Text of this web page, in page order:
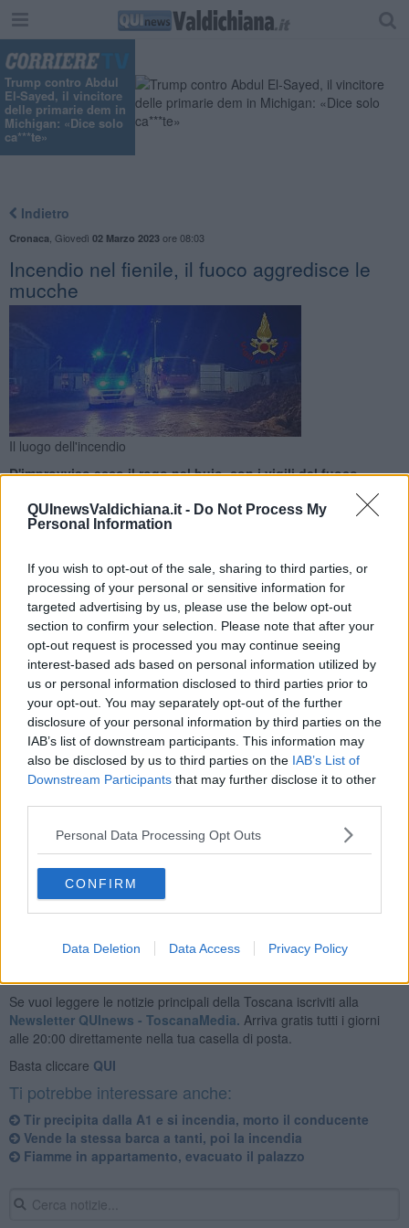
QUInewsValdichiana.it - Do Not Process My
Personal Information
If you wish to opt-out of the sale, sharing to third parties, or
processing of your personal or sensitive information for
targeted advertising by us, please use the below opt-out
section to confirm your selection. Please note that after your
opt-out request is processed you may continue seeing
interest-based ads based on personal information utilized by
us or personal information disclosed to third parties prior to
your opt-out. You may separately opt-out of the further
disclosure of your personal information by third parties on the
IAB’s list of downstream participants. This information may
also be disclosed by us to third parties on the IAB’s List of
Downstream Participants that may further disclose it to other
Personal Data Processing Opt Outs
CONFIRM
Data Deletion Data Access Privacy Policy
Trump contro Abdul
El-Sayed, il vincitore
delle primarie dem in
Michigan: «Dice solo
ca***te»
Indietro
Cronaca Giovedì 02 Marzo 2023ore 08:03
Incendio nel fienile, il fuoco aggredisce le
mucche
Il luogo dell'incendio
D'improvviso ecco il rogo nel buio, con i vigili del fuoco
impegnati per ore nell'averne ragione. Coinvolti alcuni bovini
e un mezzo agricolo
SINALUNGA —D'improvviso ecco il rogo nel buio del tardo
pomeriggio di ieri, con le fiamme ad aggredire un fienile con i bovini
all'interno. Due le mucche rimaste coinvolte, oltre a un mezzo
agricolo.
E' successo tutto in località La Fratta a Sinalunga, nel Senese, e
l'incendio ha tenuto impegnati per ore i vigili del fuoco intervenuti
dal comando di Siena e dal distaccamento di Montepulciano.
La gran parte dei bovini sono stati portati all'esterno senza subire
conseguenze, ma due sono stati invece attaccati dal fuoco. Oltre ai
municipale.
Se vuoi leggere le notizie principali della Toscana iscriviti alla
Newsletter QUInews - ToscanaMedia. Arriva gratis tutti i giorni
alle 20:00 direttamente nella tua casella di posta.
Basta cliccare QUI
Ti potrebbe interessare anche:
Tir precipita dalla A1 e si incendia, morto il conducente
Vende la stessa barca a tanti, poi la incendia
Fiamme in appartamento, evacuato il palazzo